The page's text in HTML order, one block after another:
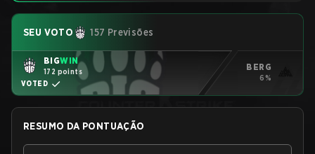
SEU VOTO 157 Previsões
BIGWIN
172 points
VOTED
BERG
6%
RESUMO DA PONTUAÇÃO